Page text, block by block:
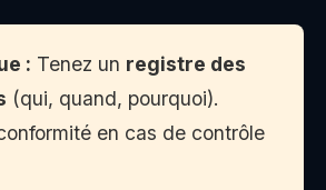
: Tenez un registre des
(qui, quand, pourquoi).
en cas de contrôle